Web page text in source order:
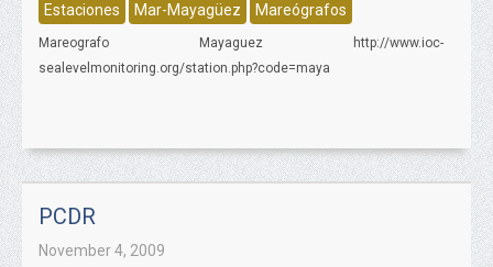
Estaciones
Mar-Mayagüez Mareógrafos
Mareografo Mayaguez http://www.ioc-
sealevelmonitoring.org/station.php?code=maya
PCDR
November 4, 2009